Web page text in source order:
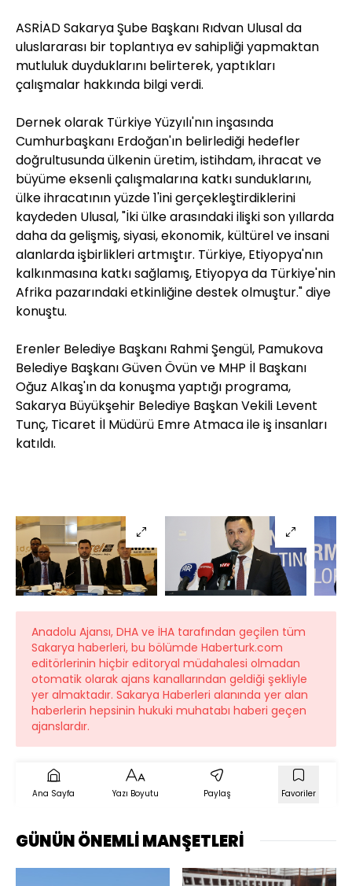
ASRİAD Sakarya Şube Başkanı Rıdvan Ulusal da
uluslararası bir toplantıya ev sahipliği yapmaktan
mutluluk duyduklarını belirterek, yaptıkları
çalışmalar hakkında bilgi verdi.
Dernek olarak Türkiye Yüzyılı'nın inşasında
Cumhurbaşkanı Erdoğan'ın belirlediği hedefler
doğrultusunda ülkenin üretim, istihdam, ihracat ve
büyüme eksenli çalışmalarına katkı sunduklarını,
ülke ihracatının yüzde 1'ini gerçekleştirdiklerini
kaydeden Ulusal, "İki ülke arasındaki ilişki son yıllarda
daha da gelişmiş, siyasi, ekonomik, kültürel ve insani
alanlarda işbirlikleri artmıştır. Türkiye, Etiyopya'nın
kalkınmasına katkı sağlamış, Etiyopya da Türkiye'nin
Afrika pazarındaki etkinliğine destek olmuştur." diye
konuştu.
Erenler Belediye Başkanı Rahmi Şengül, Pamukova
Belediye Başkanı Güven Övün ve MHP İl Başkanı
Oğuz Alkaş'ın da konuşma yaptığı programa,
Sakarya Büyükşehir Belediye Başkan Vekili Levent
Tunç, Ticaret İl Müdürü Emre Atmaca ile iş insanları
katıldı.
Anadolu Ajansı, DHA ve İHA tarafından geçilen tüm
Sakarya haberleri, bu bölümde Haberturk.com
editörlerinin hiçbir editoryal müdahalesi olmadan
otomatik olarak ajans kanallarından geldiği şekliyle
yer almaktadır. Sakarya Haberleri alanında yer alan
haberlerin hepsinin hukuki muhatabı haberi geçen
ajanslardır.
Ana Sayfa Yazı Boyutu Paylaş Favoriler
GÜNÜN ÖNEMLİ MANŞETLERİ